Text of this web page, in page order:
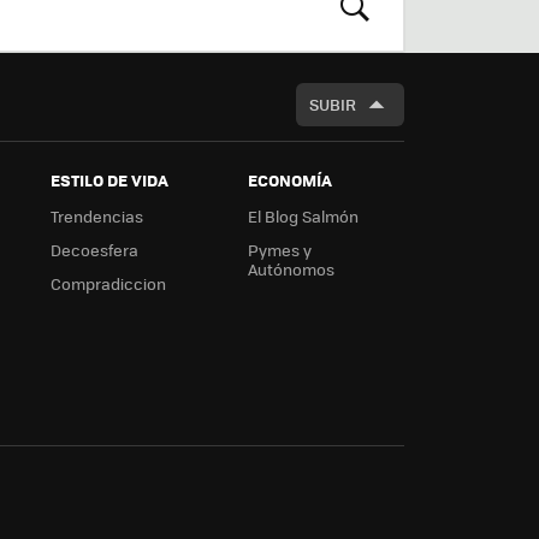
BUSCAR
SUBIR
ESTILO DE VIDA
Trendencias
Decoesfera
Compradiccion
ECONOMÍA
El Blog Salmón
Pymes y
Autónomos